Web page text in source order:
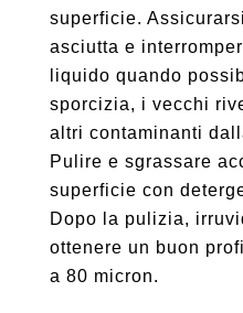
superficie.
asciutta e
liquido quando
sporcizia, i vecchi
altri contaminanti
Pulire e sgrassare
superficie con
Dopo la pulizia,
ottenere un buon
a 80 micron.